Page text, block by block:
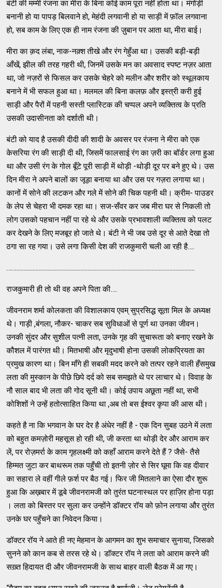
बंटी की मम्मी रंजना का मीरा के बिना कोई काम पूरा नहीं होता था। मंगोड़ी
बनानी हो या पापड़ बिलवाने हो, मेहंदी लगवानी हो या साड़ी में फ़ॉल लगवाना
हो, सब काम के लिए एक ही नाम रंजना की ज़ुबान पर आता था, मीरा बाई।
मीरा का क़द लंबा, नाक-नक़्श तीखे और रंग गेहुँआ था। उसकी बड़ी-बड़ी
आँखें, झील की तरह गहरी थी, जिनमें उसके मन का अवसाद स्पष्ट नज़र आता
था, जो नज़रों से फिसल कर उसके चेहरे को मलीन और शरीर को स्थूलकाय
बनाने में भी सफल हुआ था। मलमल की बिना कलफ़ और इस्त्री करी हुई
साड़ी और पैरों में पहनी सस्ती प्लास्टिक की चप्पल अपने व्यक्तित्व के प्रति
उसकी उदासीनता को दर्शाती थी।
बंटी को याद है उसकी दीदी की शादी के अवसर पर रंजना ने मीरा को एक
केसरिया रंग की साड़ी दी थी, जिसमें फालसाई रंग का ज़री का बॉर्डर लगा हुआ
था और उसी रंग के गोल बूँटे पूरी साड़ी में थोड़ी -थोड़ी दूर पर बने हुए थे। उस
दिन मीरा ने अपने बालों का जूड़ा बनाया था और उस पर गज़रा लगाया था।
कानों में सोने की लटकन और गले में सोने की चिक पहनी थी। क्रीम- पाउडर
के लेप से चेहरा भी दमक रहा था। सज-सँवर कर जब मीरा घर से निकली तो
लोग उसको पहचान नहीं पा रहे थे और उसके प्रभावशाली व्यक्तित्व को पलट
कर देखने के लिए मजबूर हो जाते थे। बंटी ने भी जब उसे दूर से आते देखा तो
ठगा सा रह गया। उसे लगा किसी देश की राजकुमारी चली आ रही है….
……........................................................................................................................
राजकुमारी ही तो थी वह अपने पिता की….
जीवनराम शर्मा कोलकता की विशालकाय एवम् सुप्रसिद्ध सूता मिल के अध्यक्ष
थे। गाड़ी ,बंगला, नौकर- चाकर सब सुविधाओं से पूर्ण था उनका जीवन।
उनकी सुंदर और सुशील पत्नी लता, उनके गृह की सुचारूता को बनाए रखने के
कौशल में पारंगत थी। मितभाषी और मृदुभाषी होना उसकी लोकप्रियता का
प्रमुख कारण था। बिन माँगे ही सबकी मदद करने को तत्पर रहने वाली हँसमुख
लता की मुस्कान के पीछे छिपे दर्द को सब समझते थे पर लाचार थे। विवाह के
नौ साल बाद भी लता की गोद सूनी थी। कोई उपाय अछूता नहीं था, सभी
कोशिशों ने उन्हें हतोत्साहित किया था ,अब तो बस ईश्वर कृपा की आस थी।
कहते है ना कि भगवान के घर देर है अंधेर नहीं है - एक दिन सुबह उठने में लता
को बहुत कमज़ोरी महसूस हो रही थी, जी करता था थोड़ी देर और आराम कर
लें, पर रोज़मर्रा के काम गृहलक्ष्मी को कहाँ आराम करने देते हैं ? जैसे- तैसे
हिम्मत जुटा कर बाथरूम तक पहुँची तो इतनी ज़ोर से सिर घूमा कि वह दीवार
का सहारा ले वहीं गीले फ़र्श पर बैठ गई। फिर जी मितलाने का ऐसा दौर शुरू
हुआ कि अख़बार में डूबे जीवनरामजी को तुरंत घटनास्थल पर हाज़िर होना पड़ा
। लता को बिस्तर पर सुला कर उन्होंने डॉक्टर रॉय को फ़ोन लगाया और तुरंत
उनके घर पहुँचने का निवेदन किया।
डॉक्टर रॉय ने आते ही नए मेहमान के आगमन का शुभ समाचार सुनाया, जिसको
सुनने को कान कब से तरस रहे थे। डॉक्टर रॉय ने लता को आराम करने की
सख़्त हिदायत दी और जीवनरामजी के साथ बाहर वाली बैठक में आ गए।